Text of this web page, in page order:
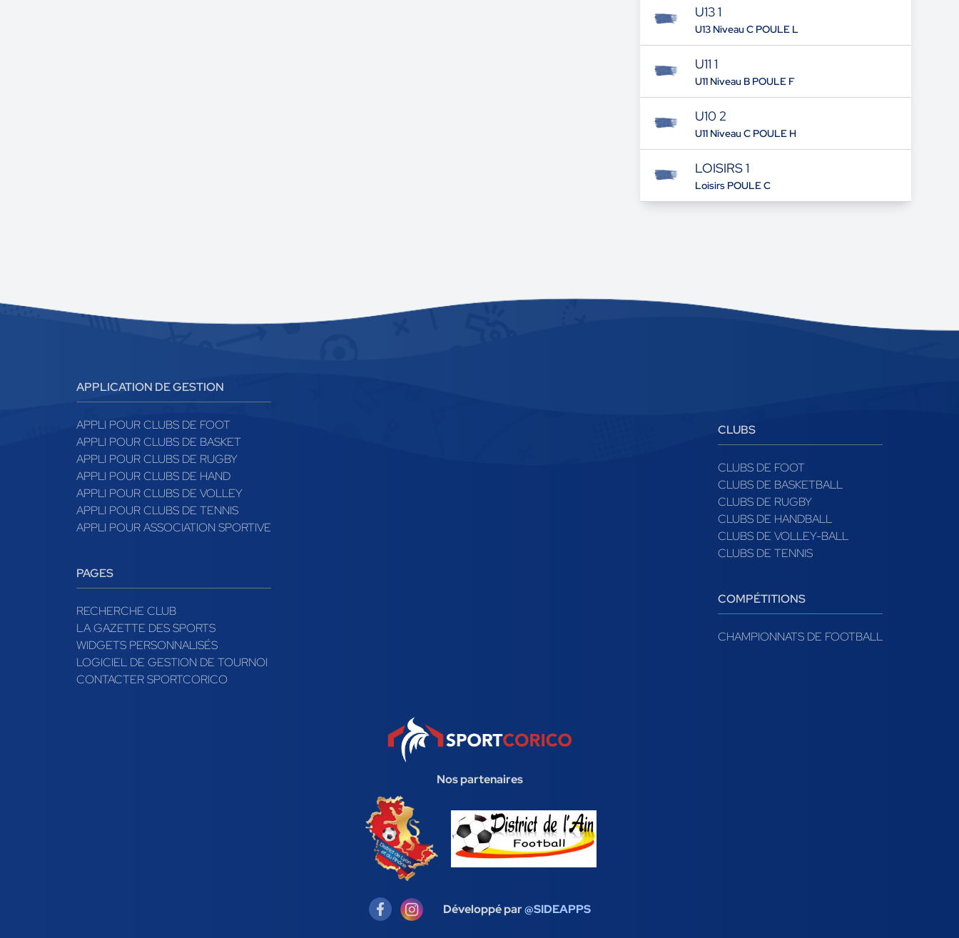
U13 1
U13 Niveau C POULE L
U11 1
U11 Niveau B POULE F
U10 2
U11 Niveau C POULE H
LOISIRS 1
Loisirs POULE C
APPLICATION DE GESTION
APPLI POUR CLUBS DE FOOT
APPLI POUR CLUBS DE BASKET
APPLI POUR CLUBS DE RUGBY
APPLI POUR CLUBS DE HAND
APPLI POUR CLUBS DE VOLLEY
APPLI POUR CLUBS DE TENNIS
APPLI POUR ASSOCIATION SPORTIVE
PAGES
RECHERCHE CLUB
LA GAZETTE DES SPORTS
WIDGETS PERSONNALISÉS
LOGICIEL DE GESTION DE TOURNOI
CONTACTER SPORTCORICO
CLUBS
CLUBS DE FOOT
CLUBS DE BASKETBALL
CLUBS DE RUGBY
CLUBS DE HANDBALL
CLUBS DE VOLLEY-BALL
CLUBS DE TENNIS
COMPÉTITIONS
CHAMPIONNATS DE FOOTBALL
Nos partenaires
Développé par@SIDEAPPS